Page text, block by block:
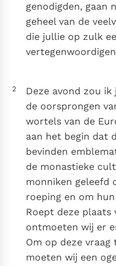
genodigden, gaan
geheel van de
die jullie op zulk
2
Deze avond zou
de oorsprongen
wortels van de
aan het begin dat
bevinden
de monastieke
monniken geleefd
roeping en om
Roept deze plaats
ontmoeten wij er
Om op deze
moeten wij een